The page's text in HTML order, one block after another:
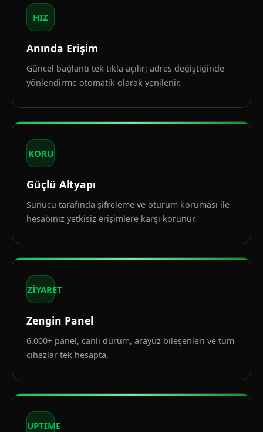
HIZ
Anında Erişim
Güncel bağlantı tek tıkla açılır; adres değiştiğinde
yönlendirme otomatik olarak yenilenir.
KORU
Güçlü Altyapı
Sunucu tarafında şifreleme ve oturum koruması ile
hesabınız yetkisiz erişimlere karşı korunur.
ZİYARET
Zengin Panel
6.000+ panel, canlı durum, arayüz bileşenleri ve tüm
cihazlar tek hesapta.
UPTIME